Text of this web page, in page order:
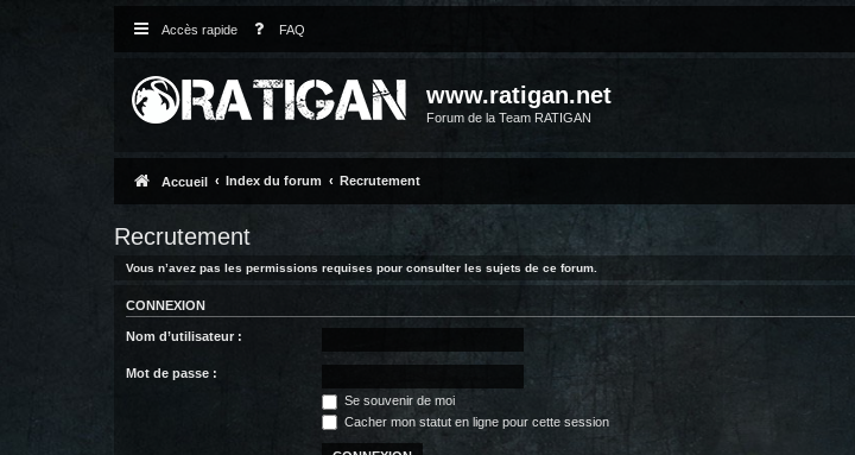
Accès rapide FAQ
www.ratigan.net
Forum de la Team RATIGAN
Accueil Index du forum Recrutement
Recrutement
Vous n’avez pas les permissions requises pour consulter les sujets de ce forum.
CONNEXION
Nom d’utilisateur :
Mot de passe :
Se souvenir de moi
Cacher mon statut en ligne pour cette session